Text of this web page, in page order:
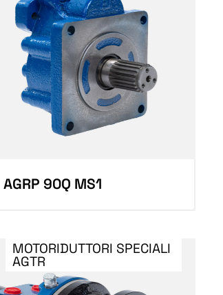
AGRP 90Q MS1
MOTORIDUTTORI SPECIALI
AGTR